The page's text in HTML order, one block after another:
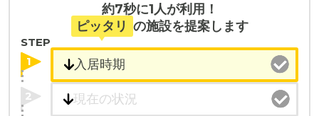
約7秒に1人が利用！
ピッタリ の施設を提案します
STEP
1
2